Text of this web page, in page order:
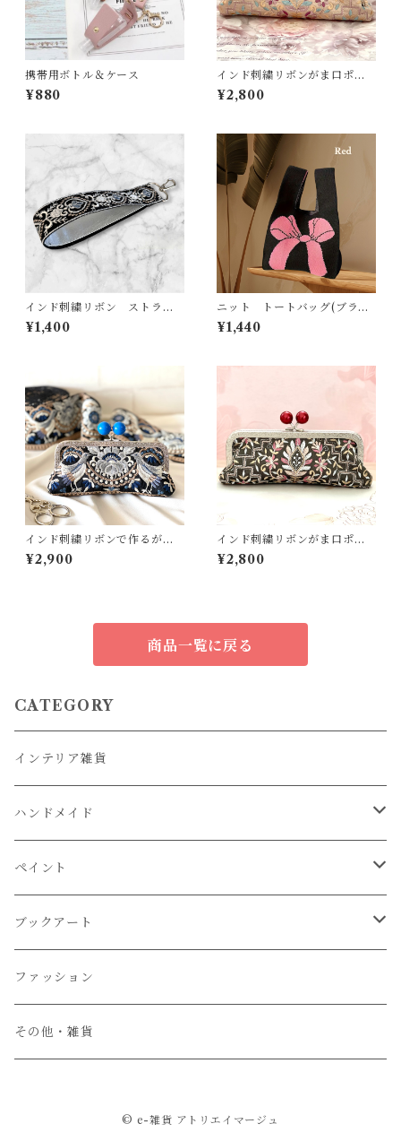
携帯用ボトル＆ケース
¥880
インド刺繍リボンがま口ポー
チ(ベビーピンク)
¥2,800
インド刺繍リボン ストラッ
プ(ブラック系)
¥1,400
ニット トートバッグ(ブラッ
ク×ピンク)
¥1,440
インド刺繍リボンで作るがま
ぐちポーチキット(ブルー系)
¥2,900
インド刺繍リボンがま口ポー
チ(カーキ)
¥2,800
商品一覧に戻る
CATEGORY
インテリア雑貨
ハンドメイド
資材・布など
ペイント
画材
通信講座お申込み
ブックアート
レシピ
ファッション
その他・雑貨
© e-雑貨 アトリエイマージュ